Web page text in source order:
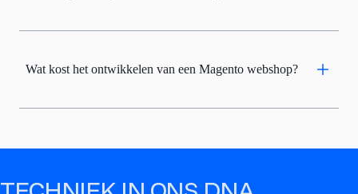
Wat kost het ontwikkelen van een Magento webshop?